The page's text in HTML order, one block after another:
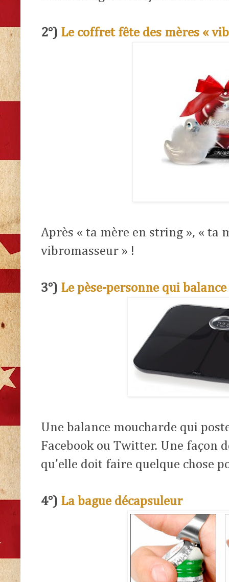
2°) Le coffret fête des mères «
Après « ta mère en string », « ta
vibromasseur » !
3°) Le pèse-personne qui balance
Une balance moucharde qui
Facebook ou Twitter. Une façon
qu’elle doit faire quelque chose
4°) La bague décapsuleur